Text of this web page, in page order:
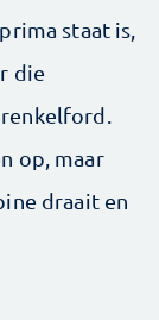
staat is,
die
op, maar
draait en